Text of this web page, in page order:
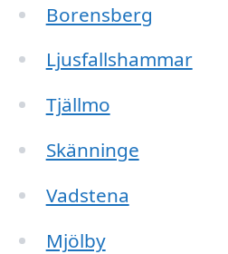
Borensberg
Ljusfallshammar
Tjällmo
Skänninge
Vadstena
Mjölby